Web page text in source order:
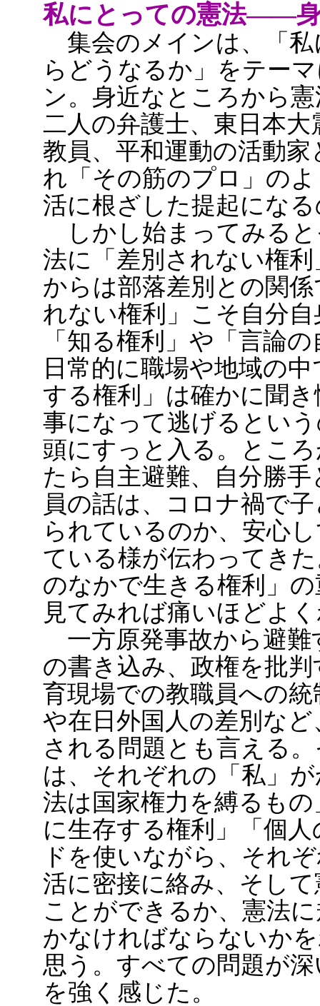
私にとっての憲法――
集会のメインは、「
らどうなるか」をテー
ン。身近なところから
二人の弁護士、東日本
教員、平和運動の活動
れ「その筋のプロ」の
活に根ざした提起にな
しかし始まってみると
法に「差別されない権
からは部落差別との関
れない権利」こそ自分
「知る権利」や「言論
日常的に職場や地域の
する権利」は確かに聞
事になって逃げるとい
頭にすっと入る。とこ
たら自主避難、自分勝
員の話は、コロナ禍で
られているのか、安心
ている様が伝わってき
のなかで生きる権利」
見てみれば痛いほどよ
一方原発事故から避難
の書き込み、政権を批
育現場での教職員への
や在日外国人の差別な
される問題とも言える
は、それぞれの「私」
法は国家権力を縛るも
に生存する権利」「個
ドを使いながら、それ
活に密接に絡み、そし
ことができるか、憲法
かなければならないか
思う。すべての問題が
を強く感じた。